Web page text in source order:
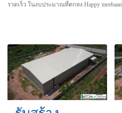
รวดเร็ว ในงบประมาณที่ตกลง Happy meebaan